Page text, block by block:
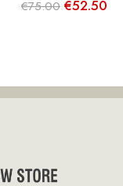
€75.00 O
€52.50